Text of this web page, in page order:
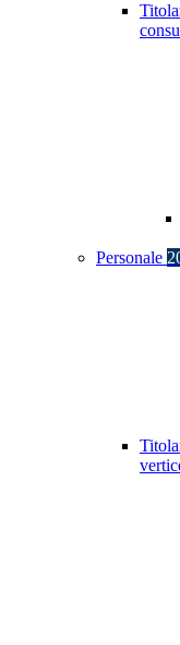
Personale